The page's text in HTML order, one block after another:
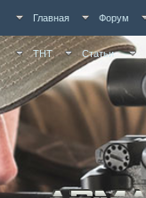
Главная Форум
ТНТ Статьи